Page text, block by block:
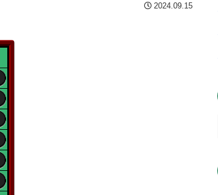
2024.09.15